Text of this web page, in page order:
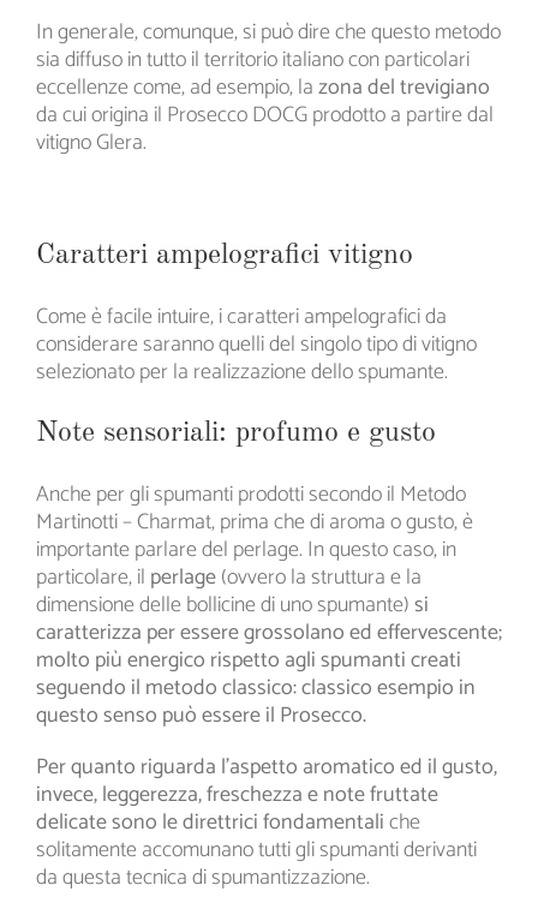
In generale, comunque, si può dire che questo metodo
sia diffuso in tutto il territorio italiano con particolari
eccellenze come, ad esempio, lazona del trevigiano
da cui origina il Prosecco DOCG prodotto a partire dal
vitigno Glera.
Caratteri ampelografici vitigno
Come è facile intuire, i caratteri ampelografici da
considerare saranno quelli del singolo tipo di vitigno
selezionato per la realizzazione dello spumante.
Note sensoriali: profumo e gusto
Anche per gli spumanti prodotti secondo il Metodo
Martinotti – Charmat, prima che di aroma o gusto, è
importante parlare del perlage. In questo caso, in
particolare, il perlage(ovvero la struttura e la
dimensione delle bollicine di uno spumante)si
caratterizza per essere grossolano ed effervescente;
molto più energico rispetto agli spumanti creati
seguendo il metodo classico: classico esempio in
questo senso può essere il Prosecco.
Per quanto riguarda l’aspetto aromatico ed il gusto,
invece, leggerezza, freschezza e note fruttate
delicate sono le direttrici fondamentaliche
solitamente accomunano tutti gli spumanti derivanti
da questa tecnica di spumantizzazione.